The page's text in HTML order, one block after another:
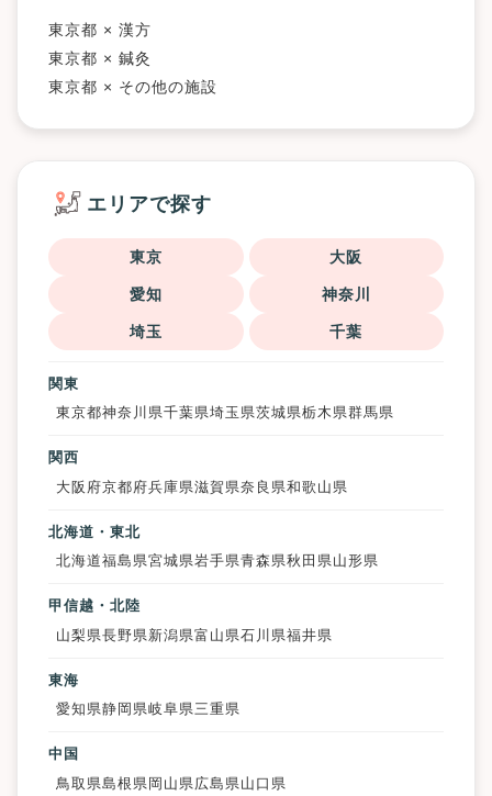
東京都 × 漢方
東京都 × 鍼灸
東京都 × その他の施設
エリアで探す
東京 大阪
愛知 神奈川
埼玉 千葉
関東
東京都神奈川県千葉県埼玉県茨城県栃木県群馬県
関西
大阪府京都府兵庫県滋賀県奈良県和歌山県
北海道・東北
北海道福島県宮城県岩手県青森県秋田県山形県
甲信越・北陸
山梨県長野県 新潟県富山県石川県福井県
東海
愛知県静岡県岐阜県三重県
中国
鳥取県島根県 岡山県 広島県 山口県